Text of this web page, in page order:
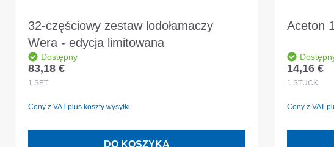
32-częściowy zestaw lodołamaczy
Wera - edycja limitowana
Dostępny
Cena regularna:
83,18 €
1 SET
Ceny z VAT plus koszty wysyłki
DO KOSZYKA
Aceton
Cena
14,16 €
1 STÜCK
Ceny z VAT